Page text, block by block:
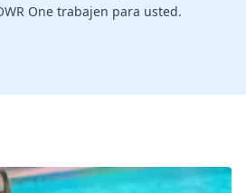
One trabajen para usted.